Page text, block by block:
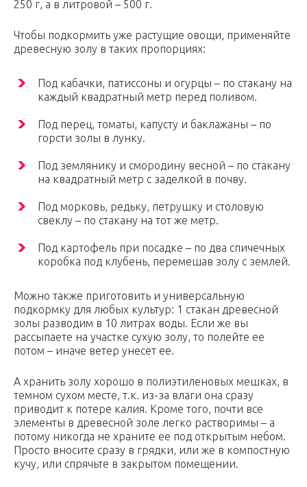
250 г, а в литровой – 500 г.
Чтобы подкормить уже растущие овощи, применяйте
древесную золу в таких пропорциях:
Под кабачки, патиссоны и огурцы – по стакану на
каждый квадратный метр перед поливом.
Под перец, томаты, капусту и баклажаны – по
горсти золы в лунку.
Под землянику и смородину весной – по стакану
на квадратный метр с заделкой в почву.
Под морковь, редьку, петрушку и столовую
свеклу – по стакану на тот же метр.
Под картофель при посадке – по два спичечных
коробка под клубень, перемешав золу с землей.
Можно также приготовить и универсальную
подкормку для любых культур: 1 стакан древесной
золы разводим в 10 литрах воды. Если же вы
рассыпаете на участке сухую золу, то полейте ее
потом – иначе ветер унесет ее.
А хранить золу хорошо в полиэтиленовых мешках, в
темном сухом месте, т.к. из-за влаги она сразу
приводит к потере калия. Кроме того, почти все
элементы в древесной золе легко растворимы – а
потому никогда не храните ее под открытым небом.
Просто вносите сразу в грядки, или же в компостную
кучу, или спрячьте в закрытом помещении.